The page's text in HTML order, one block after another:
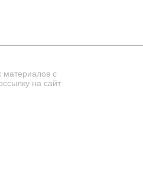
материалов с
на сайт